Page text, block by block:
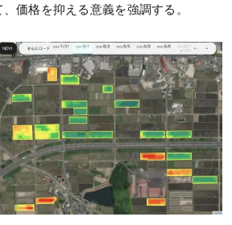
価格を抑える意義を強調する。